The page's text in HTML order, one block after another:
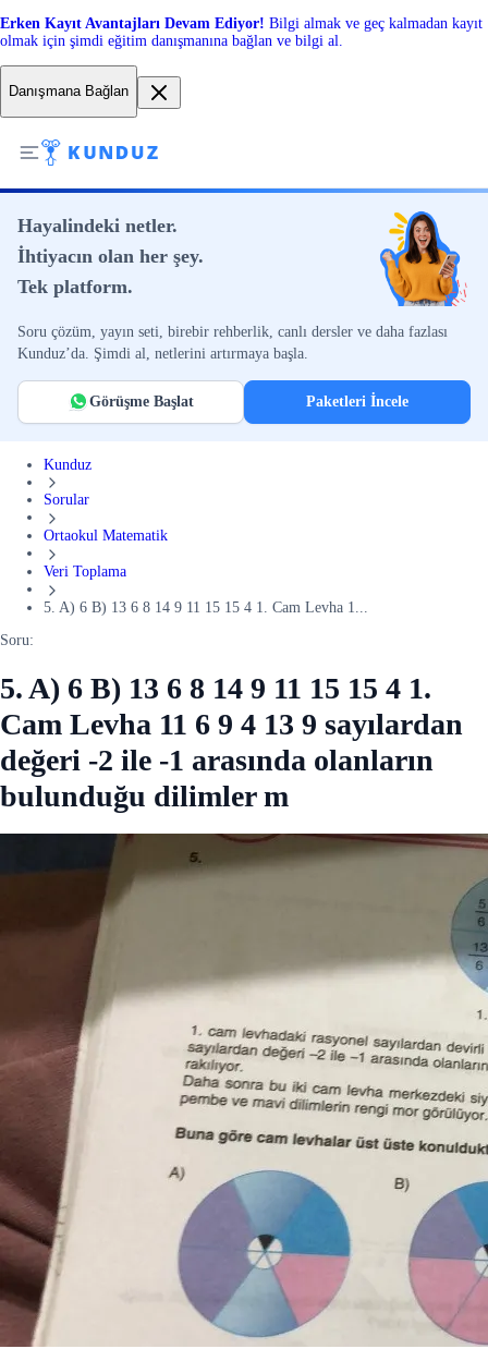
Erken Kayıt Avantajları Devam Ediyor! Bilgi almak ve geç kalmadan kayıt
olmak için şimdi eğitim danışmanına bağlan ve bilgi al.
Danışmana Bağlan
Hayalindeki netler.
İhtiyacın olan her şey.
Tek platform.
Soru çözüm, yayın seti, birebir rehberlik, canlı dersler ve daha fazlası
Kunduz’da. Şimdi al, netlerini artırmaya başla.
Görüşme Başlat Paketleri İncele
Kunduz
Sorular
Ortaokul Matematik
Veri Toplama
5. A) 6 B) 13 6 8 14 9 11 15 15 4 1. Cam Levha 1...
Soru:
5. A) 6 B) 13 6 8 14 9 11 15 15 4 1.
Cam Levha 11 6 9 4 13 9 sayılardan
değeri -2 ile -1 arasında olanların
bulunduğu dilimler m